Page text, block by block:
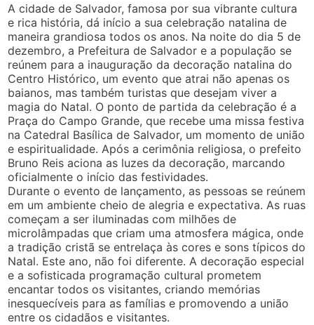
A cidade de Salvador, famosa por sua vibrante cultura
e rica história, dá início a sua celebração natalina de
maneira grandiosa todos os anos. Na noite do dia 5 de
dezembro, a Prefeitura de Salvador e a população se
reúnem para a inauguração da decoração natalina do
Centro Histórico, um evento que atrai não apenas os
baianos, mas também turistas que desejam viver a
magia do Natal. O ponto de partida da celebração é a
Praça do Campo Grande, que recebe uma missa festiva
na Catedral Basílica de Salvador, um momento de união
e espiritualidade. Após a cerimônia religiosa, o prefeito
Bruno Reis aciona as luzes da decoração, marcando
oficialmente o início das festividades.
Durante o evento de lançamento, as pessoas se reúnem
em um ambiente cheio de alegria e expectativa. As ruas
começam a ser iluminadas com milhões de
microlâmpadas que criam uma atmosfera mágica, onde
a tradição cristã se entrelaça às cores e sons típicos do
Natal. Este ano, não foi diferente. A decoração especial
e a sofisticada programação cultural prometem
encantar todos os visitantes, criando memórias
inesquecíveis para as famílias e promovendo a união
entre os cidadãos e visitantes.